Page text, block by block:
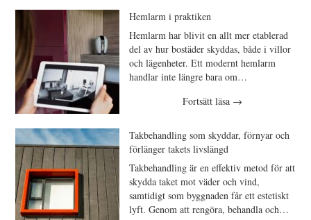
Hemlarm i praktiken
Hemlarm har blivit en allt mer etablerad
del av hur bostäder skyddas, både i villor
och lägenheter. Ett modernt hemlarm
handlar inte längre bara om…
Fortsätt läsa →
Takbehandling som skyddar, förnyar och
förlänger takets livslängd
Takbehandling är en effektiv metod för att
skydda taket mot väder och vind,
samtidigt som byggnaden får ett estetiskt
lyft. Genom att rengöra, behandla och…